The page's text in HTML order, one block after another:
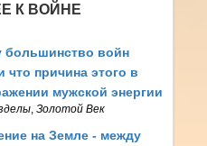
К ВОЙНЕ
большинство войн
что причина этого в
мужской энергии
,Золотой Век
на Земле - между